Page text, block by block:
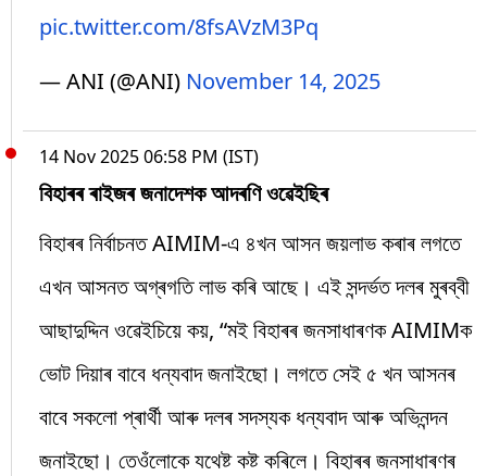
pic.twitter.com/8fsAVzM3Pq
— ANI (@ANI) November 14, 2025
14 Nov 2025 06:58 PM (IST)
বিহাৰৰ ৰাইজৰ জনাদেশক আদৰণি ওৱেইছিৰ
বিহাৰৰ নিৰ্বাচনত AIMIM-এ ৪খন আসন জয়লাভ কৰাৰ লগতে
এখন আসনত অগ্ৰগতি লাভ কৰি আছে। এই সন্দৰ্ভত দলৰ মুৰব্বী
আছাদুদ্দিন ওৱেইচিয়ে কয়, “মই বিহাৰৰ জনসাধাৰণক AIMIMক
ভোট দিয়াৰ বাবে ধন্যবাদ জনাইছো। লগতে সেই ৫ খন আসনৰ
বাবে সকলো প্ৰাৰ্থী আৰু দলৰ সদস্যক ধন্যবাদ আৰু অভিনন্দন
জনাইছো। তেওঁলোকে যথেষ্ট কষ্ট কৰিলে। বিহাৰৰ জনসাধাৰণৰ